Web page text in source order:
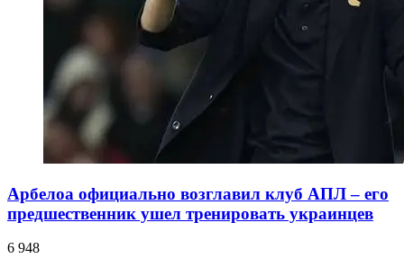
Арбелоа официально возглавил клуб АПЛ – его
предшественник ушел тренировать украинцев
6 948